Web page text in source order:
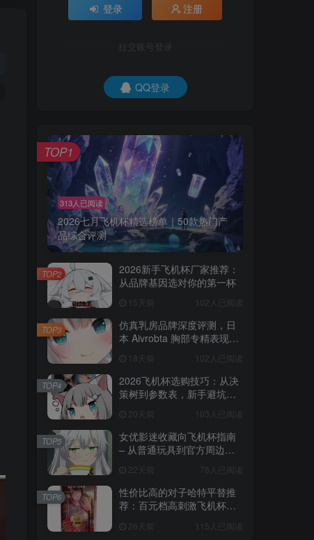
登录 注册
社交账号登录
QQ登录
313人已阅读
2026七月飞机杯精选榜单｜50款热门产
品综合评测
TOP1
2026新手飞机杯厂家推荐：
从品牌基因选对你的第一杯
15天前 102人已阅读
TOP2
仿真乳房品牌深度评测，日
本 Aivrobta 胸部专精表现突
18天前 102人已阅读
TOP3
2026飞机杯选购技巧：从决
策树到参数表，新手避坑全
20天前 103人已阅读
TOP4
女优影迷收藏向飞机杯指南
– 从普通玩具到官方周边的
22天前 76人已阅读
TOP5
性价比高的对子哈特平替推
荐：百元档高刺激飞机杯选
26天前 115人已阅读
TOP6